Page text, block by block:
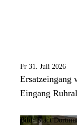
Fr 31. Juli 2026
Ersatzeingang
Eingang
Bild:Stadt